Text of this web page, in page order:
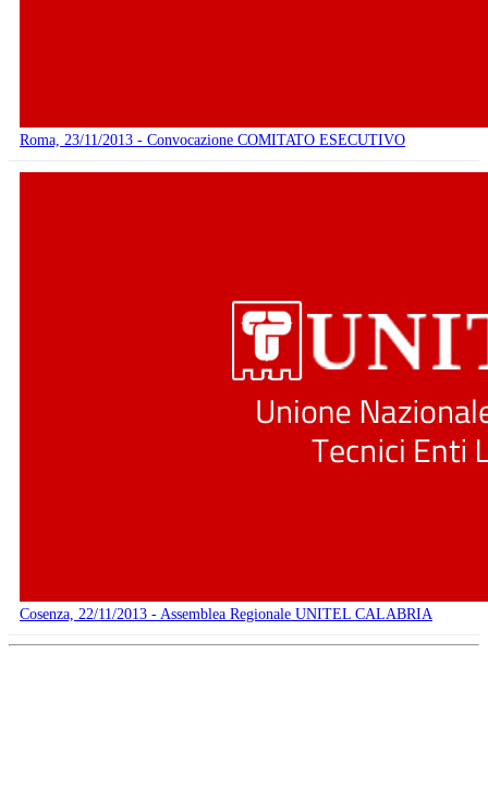
Roma, 23/11/2013 - Convocazione COMITATO ESECUTIVO
Cosenza, 22/11/2013 - Assemblea Regionale UNITEL CALABRIA